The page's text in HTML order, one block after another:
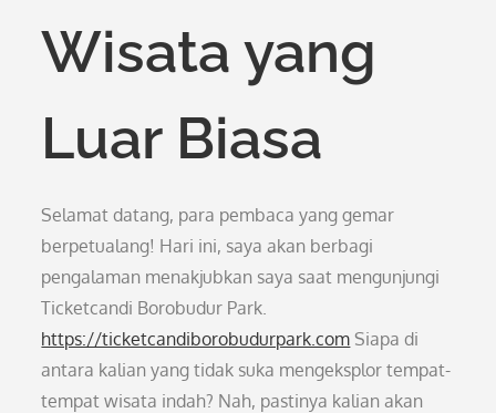
Wisata yang
Luar Biasa
Selamat datang, para pembaca yang gemar
berpetualang! Hari ini, saya akan berbagi
pengalaman menakjubkan saya saat mengunjungi
Ticketcandi Borobudur Park.
https://ticketcandiborobudurpark.com Siapa di
antara kalian yang tidak suka mengeksplor tempat-
tempat wisata indah? Nah, pastinya kalian akan